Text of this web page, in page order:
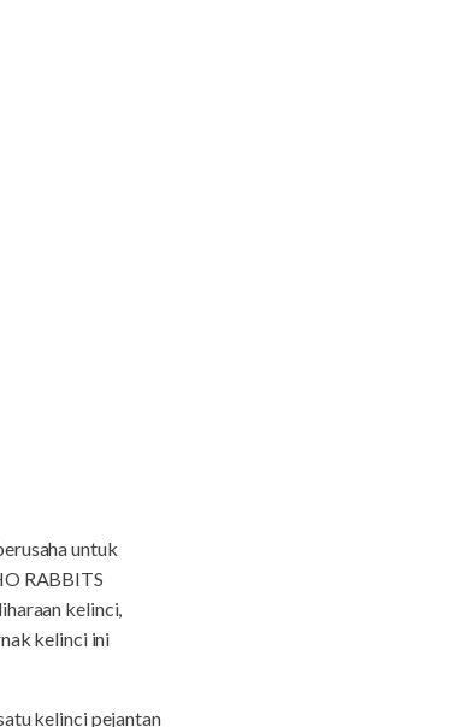
untuk
RABBITS
kelinci,
kelinci ini
kelinci pejantan